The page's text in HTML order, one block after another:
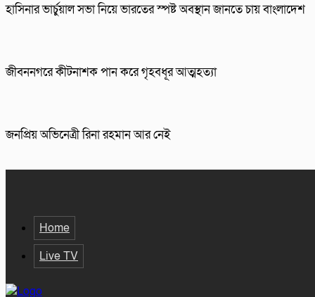
হাসিনার ভার্চুয়াল সভা নিয়ে ভারতের স্পষ্ট অবস্থান জানতে চায় বাংলাদেশ
জীবননগরে কীটনাশক পান করে গৃহবধূর আত্মহত্যা
জনপ্রিয় অভিনেত্রী রিনা রহমান আর নেই
Home
Live TV